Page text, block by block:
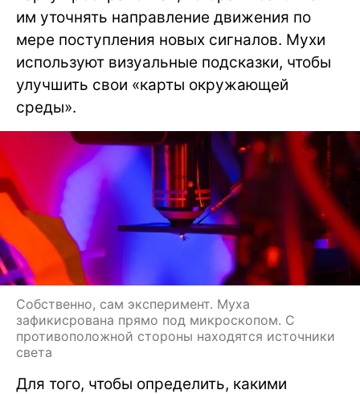
им уточнять направление движения по
мере поступления новых сигналов. Мухи
используют визуальные подсказки, чтобы
улучшить свои «карты окружающей
среды».
Собственно, сам эксперимент. Муха
зафикисрована прямо под микроскопом. С
противоположной стороны находятся источники
света
Для того, чтобы определить, какими